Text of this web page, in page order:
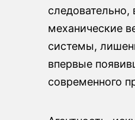
механические
системы,
впервые
современного